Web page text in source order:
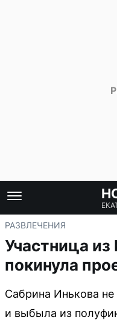
РАЗВЛЕЧЕНИЯ
Участница из
покинула
Сабрина Инькова
и выбыла из